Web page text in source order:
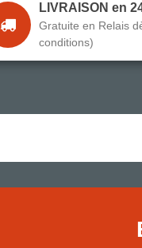
LIVRAISON en
Gratuite en Relais
conditions)